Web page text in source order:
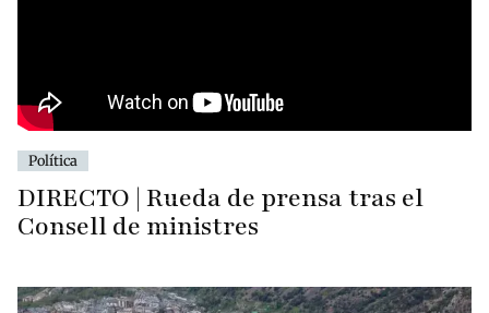
Política
DIRECTO | Rueda de prensa tras el
Consell de ministres